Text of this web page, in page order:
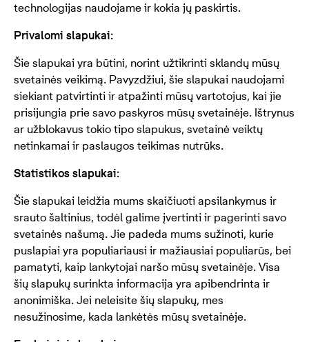
technologijas naudojame ir kokia jų paskirtis.
Privalomi slapukai:
Šie slapukai yra būtini, norint užtikrinti sklandų mūsų
svetainės veikimą. Pavyzdžiui, šie slapukai naudojami
siekiant patvirtinti ir atpažinti mūsų vartotojus, kai jie
prisijungia prie savo paskyros mūsų svetainėje. Ištrynus
ar užblokavus tokio tipo slapukus, svetainė veiktų
netinkamai ir paslaugos teikimas nutrūks.
Statistikos slapukai:
Šie slapukai leidžia mums skaičiuoti apsilankymus ir
srauto šaltinius, todėl galime įvertinti ir pagerinti savo
svetainės našumą. Jie padeda mums sužinoti, kurie
puslapiai yra populiariausi ir mažiausiai populiarūs, bei
pamatyti, kaip lankytojai naršo mūsų svetainėje. Visa
šių slapukų surinkta informacija yra apibendrinta ir
anonimiška. Jei neleisite šių slapukų, mes
nesužinosime, kada lankėtės mūsų svetainėje.